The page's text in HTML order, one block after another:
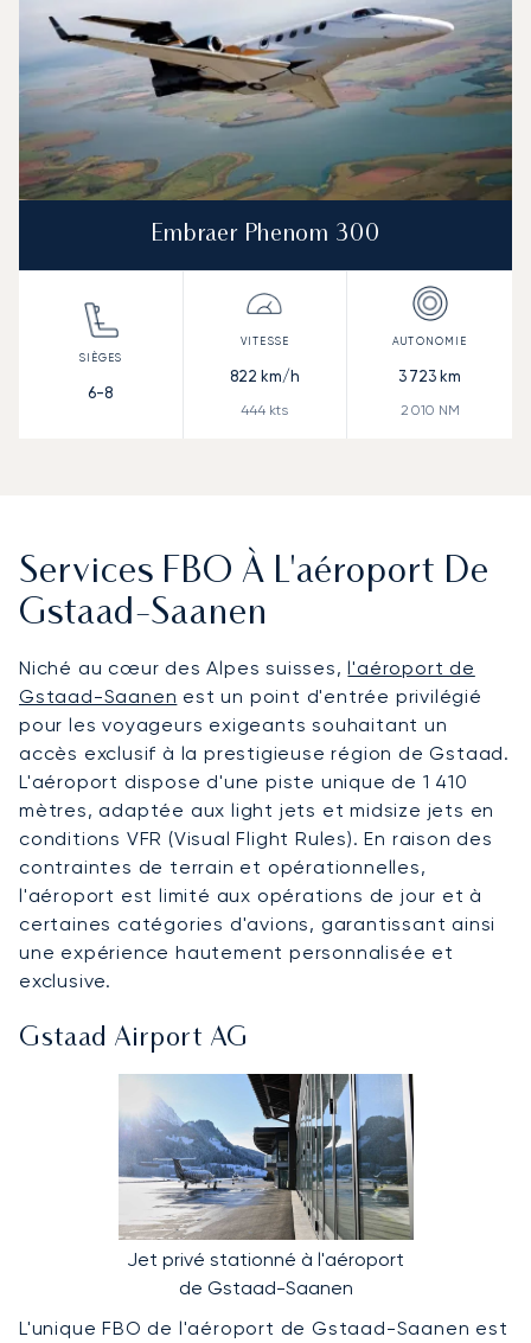
Embraer Phenom 300
6-8
822 km/h
444 kts
3 723 km
2 010 NM
Services FBO À L'aéroport De
Gstaad-Saanen
Niché au cœur des Alpes suisses,l'aéroport de
Gstaad-Saanen est un point d'entrée privilégié
pour les voyageurs exigeants souhaitant un
accès exclusif à la prestigieuse région de Gstaad.
L'aéroport dispose d'une piste unique de 1 410
mètres, adaptée aux light jets et midsize jets en
conditions VFR (Visual Flight Rules). En raison des
contraintes de terrain et opérationnelles,
l'aéroport est limité aux opérations de jour et à
certaines catégories d'avions, garantissant ainsi
une expérience hautement personnalisée et
exclusive.
Gstaad Airport AG
Jet privé stationné à l'aéroport
de Gstaad-Saanen
L'unique FBO de l'aéroport de Gstaad-Saanen est